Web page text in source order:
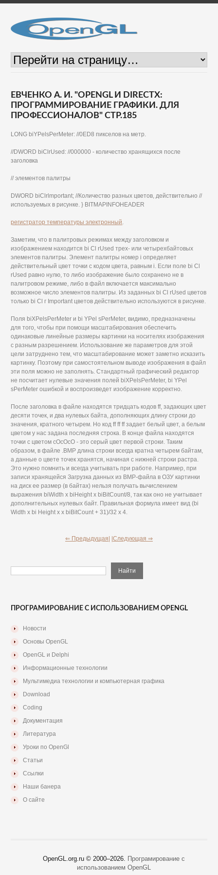
ЕВЧЕНКО А. И. "OPENGL И DIRECTX:
ПРОГРАММИРОВАНИЕ ГРАФИКИ. ДЛЯ
ПРОФЕССИОНАЛОВ" СТР.185
LONG biYPelsPerMeter: //0ED8 пикселов на метр.
//DWORD biClrUsed: //000000 - количество хранящихся после
заголовка
// элементов палитры
DWORD biClrlmportant; //Количество разных цветов, действительно //
используемых в рисунке. } BITMAPINFOHEADER
регистратор температуры электронный.
Заметим, что в палитровых режимах между заголовком и
изображением находится bi Cl rUsed трех- или четырехбайтовых
элементов палитры. Элемент палитры номер i определяет
действительный цвет точки с кодом цвета, равным i. Если поле bi Cl
rUsed равно нулю, то либо изображение было сохранено не в
палитровом режиме, либо в файл включается максимально
возможное число элементов палитры. Из заданных bi Cl rUsed цветов
только bi Cl г Important цветов действительно используются в рисунке.
Поля biXPelsPerMeter и bi YPel sPerMeter, видимо, предназначены
для того, чтобы при помощи масштабирования обеспечить
одинаковые линейные размеры картинки на носителях изображения
с разным разрешением. Использование же параметров для этой
цели затруднено тем, что масштабирование может заметно исказить
картинку. Поэтому при самостоятельном выводе изображения в файл
эти поля можно не заполнять. Стандартный графический редактор
не посчитает нулевые значения полей biXPelsPerMeter, bi YPel
sPerMeter ошибкой и воспроизведет изображение корректно.
После заголовка в файле находятся тридцать кодов ff, задающих цвет
десяти точек, и два нулевых байта, дополняющих длину строки до
значения, кратного четырем. Но код ff ff ff задает белый цвет, а белым
цветом у нас задана последняя строка. В конце файла находятся
точки с цветом сОсОсО - это серый цвет первой строки. Таким
образом, в файле .BMP длина строки всегда кратна четырем байтам,
а данные о цвете точек хранятся, начиная с нижней строки растра.
Это нужно помнить и всегда учитывать при работе. Например, при
записи хранящейся Загрузка данных из ВМР-файла в ОЗУ картинки
на диск ее размер (в байтах) нельзя получать вычислением
выражения biWidth х biHeight х biBitCount/8, так как оно не учитывает
дополнительных нулевых байт. Правильная формула имеет вид (bi
Width х bi Height х х biBitCount + 31)/32 х 4.
⇐ Предыдущая| |Следующая ⇒
ПРОГРАМИРОВАНИЕ С ИСПОЛЬЗОВАНИЕМ OPENGL
Новости
Основы OpenGL
OpenGL и Delphi
Информационные технологии
Мультимедиа технологии и компьютерная графика
Download
Coding
Документация
Литература
Уроки по OpenGl
Статьи
Ссылки
Наши банера
О сайте
OpenGL.org.ru © 2000–2026. Програмирование с
использованием OpenGL